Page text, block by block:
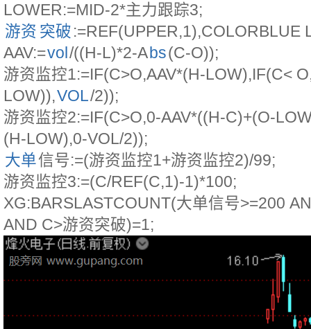
LOWER:=MID-2*主力跟踪3;
游资 突破:=REF(UPPER,1),COLORBLUE
AAV:=vol/((H-L)*2-Abs(C-O));
游资监控1:=IF(C>O,AAV*(H-LOW),IF(C<
LOW)),VOL/2));
游资监控2:=IF(C>O,0-AAV*((H-C)+(O-
(H-LOW),0-VOL/2));
大单信号:=(游资监控1+游资监控2)/99;
游资监控3:=(C/REF(C,1)-1)*100;
XG:BARSLASTCOUNT(大单信号>=200
AND C>游资突破)=1;